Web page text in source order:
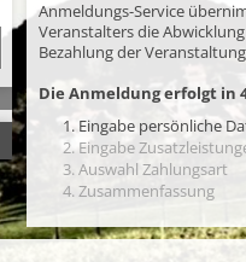
Anmeldungs-Service
Veranstalters die
Bezahlung der
Die Anmeldung erfolgt in
1. Eingabe persönliche
2. Eingabe
3. Auswahl Zahlungsart
4. Zusammenfassung